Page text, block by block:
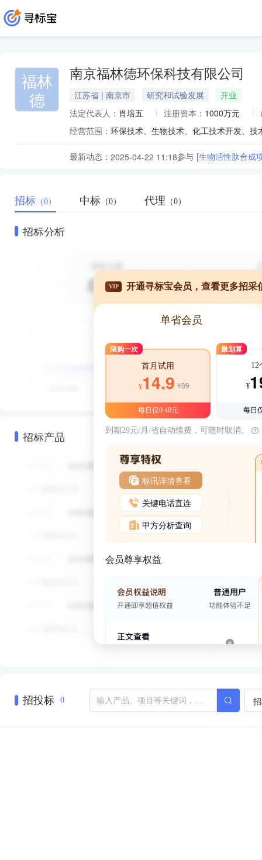
福林
德
南京福林德环保科技有限公司
江苏省 | 南京市 研究和试验发展
开业
法定代表人： 肖培五 注册资本： 1000万元
经营范围：
最新动态： 2025-04-22 11:18参与 [生物活性肽合成
招标 （0） 中标 （0） 代理 （0）
招标分析
招标产品
VIP 开通寻标宝会员，查看更多招采
单省会员
限购一次
首月试用
¥14.9 ¥39
每日仅0.48元
最划算
12
¥
每日
到期29元/月/省自动续费，可随时取消。
标讯详情查看
关键电话直连
甲方分析查询
会员尊享权益
招投标 0